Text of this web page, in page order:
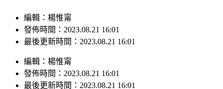
編輯：楊惟甯
發佈時間：2023.08.21 16:01
最後更新時間：2023.08.21 16:01
編輯 ： 楊惟甯
發佈時間： 2023.08.21 16:01
最後更新時間： 2023.08.21 16:01